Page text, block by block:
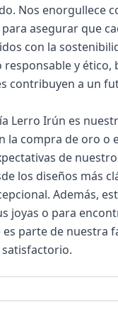
Nos enorgullece
asegurar que
con la
y
contribuyen a un
Lerro Irún es
la compra de oro
de
los diseños más
Además,
joyas o para
parte de nuestra